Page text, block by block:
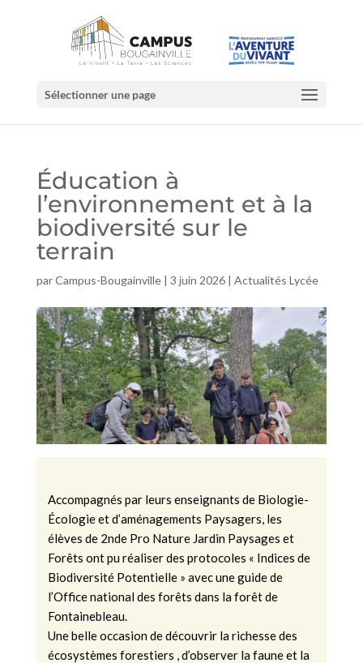
Sélectionner une page
Éducation à
l’environnement et à la
biodiversité sur le
terrain
parCampus-Bougainville| 3 juin 2026| Actualités Lycée
Accompagnés par leurs enseignants de Biologie-
Écologie et d’aménagements Paysagers, les
élèves de 2nde Pro Nature Jardin Paysages et
Forêts ont pu réaliser des protocoles « Indices de
Biodiversité Potentielle » avec une guide de
l’Office national des forêts dans la forêt de
Fontainebleau.
Une belle occasion de découvrir la richesse des
écosystèmes forestiers , d’observer la faune et la